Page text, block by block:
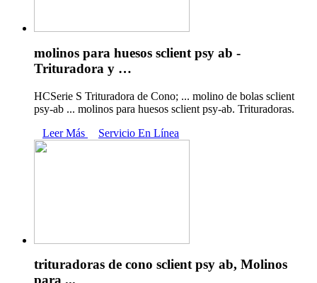
molinos para huesos sclient psy ab -
Trituradora y …
HCSerie S Trituradora de Cono; ... molino de bolas sclient
psy-ab ... molinos para huesos sclient psy-ab. Trituradoras.
Leer Más
Servicio En Línea
trituradoras de cono sclient psy ab, Molinos
para ...